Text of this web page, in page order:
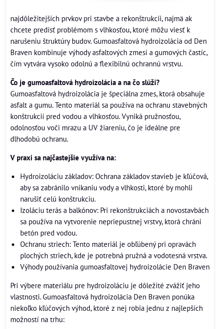
najdôležitejších prvkov pri stavbe a rekonštrukcii, najmä ak
chcete predísť problémom s vlhkosťou, ktoré môžu viesť k
narušeniu štruktúry budov. Gumoasfaltová hydroizolácia od Den
Braven kombinuje výhody asfaltových zmesí a gumových častíc,
čím vytvára vysoko odolnú a flexibilnú ochrannú vrstvu.
Čo je gumoasfaltová hydroizolácia a na čo slúži?
Gumoasfaltová hydroizolácia je špeciálna zmes, ktorá obsahuje
asfalt a gumu. Tento materiál sa používa na ochranu stavebných
konštrukcií pred vodou a vlhkosťou. Vyniká pružnosťou,
odolnosťou voči mrazu a UV žiareniu, čo je ideálne pre
dlhodobú ochranu.
V praxi sa najčastejšie využíva na:
Hydroizoláciu základov: Ochrana základov stavieb je kľúčová,
aby sa zabránilo vnikaniu vody a vlhkosti, ktoré by mohli
narušiť celú konštrukciu.
Izoláciu terás a balkónov: Pri rekonštrukciách a novostavbách
sa používa na vytvorenie nepriepustnej vrstvy, ktorá chráni
betón pred vodou.
Ochranu striech: Tento materiál je obľúbený pri opravách
plochých striech, kde je potrebná pružná a vodotesná vrstva.
Výhody používania gumoasfaltovej hydroizolácie Den Braven
Pri výbere materiálu pre hydroizoláciu je dôležité zvážiť jeho
vlastnosti. Gumoasfaltová hydroizolácia Den Braven ponúka
niekoľko kľúčových výhod, ktoré z nej robia jednu z najlepších
možností na trhu: